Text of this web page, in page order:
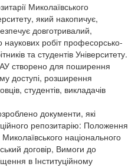
Миколаївського
який накопичує,
довготривалий,
наукових робіт професорсько-
та студентів Університету.
створено для поширення
доступі, розширення
студентів, викладачів
документи, які
репозитарію: Положення
національного
договір, Вимоги до
в Інституційному